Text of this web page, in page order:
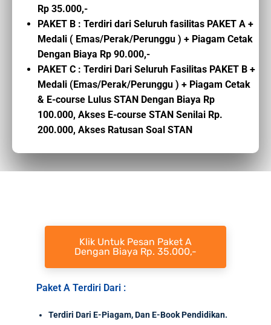
Rp 35.000,-
PAKET B : Terdiri dari Seluruh fasilitas PAKET A +
Medali ( Emas/Perak/Perunggu ) + Piagam Cetak
Dengan Biaya Rp 90.000,-
PAKET C : Terdiri Dari Seluruh Fasilitas PAKET B +
Medali (Emas/Perak/Perunggu ) + Piagam Cetak
& E-course Lulus STAN Dengan Biaya Rp
100.000, Akses E-course STAN Senilai Rp.
200.000, Akses Ratusan Soal STAN
Klik Untuk Pesan Paket A
Dengan Biaya Rp. 35.000,-
Paket A Terdiri Dari :
Terdiri Dari E-Piagam, Dan E-Book Pendidikan.